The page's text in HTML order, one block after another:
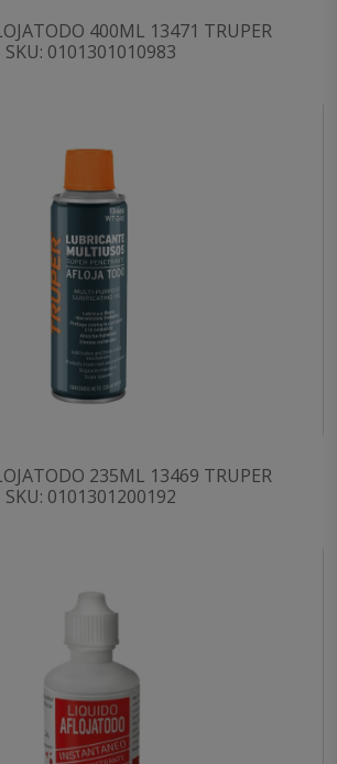
400ML 13471 TRUPER
SKU: 0101301010983
235ML 13469 TRUPER
SKU: 0101301200192